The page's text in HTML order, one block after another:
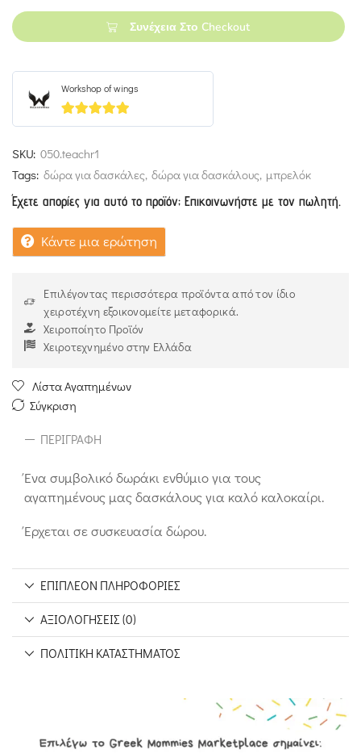
Συνέχεια Στο Checkout
Workshop of wings
5out of 5
SKU: 050.teachr1
Tags: δώρα για δασκάλες, δώρα για δασκάλους, μπρελόκ
Έχετε απορίες για αυτό το προϊόν; Επικοινωνήστε με τον πωλητή.
Κάντε μια ερώτηση
Επιλέγοντας περισσότερα προϊόντα από τον ίδιο
χειροτέχνη εξοικονομείτε μεταφορικά.
Χειροποίητο Προϊόν
Χειροτεχνημένο στην Ελλάδα
Λίστα Αγαπημένων
Σύγκριση
ΠΕΡΙΓΡΑΦΉ
Ένα συμβολικό δωράκι ενθύμιο για τους
αγαπημένους μας δασκάλους για καλό καλοκαίρι.
Έρχεται σε συσκευασία δώρου.
ΕΠΙΠΛΈΟΝ ΠΛΗΡΟΦΟΡΊΕΣ
ΑΞΙΟΛΟΓΉΣΕΙΣ (0)
ΠΟΛΙΤΙΚΉ ΚΑΤΑΣΤΉΜΑΤΟΣ